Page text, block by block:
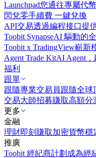
Launchpad您通往專屬代
閃兌零手續費 一鍵兌換
API交易透過編程接口提
Toobit SynapseAI 驅動的
Toobit x TradingView嶄新
Agent Trade KitAI Agent
福利
跟單
跟隨專業交易員跟隨全球
交易大師招募賺取高額分
更多
金融
理財即刻賺取加密貨幣穩
推廣
Toobit 經紀商計劃 成為經